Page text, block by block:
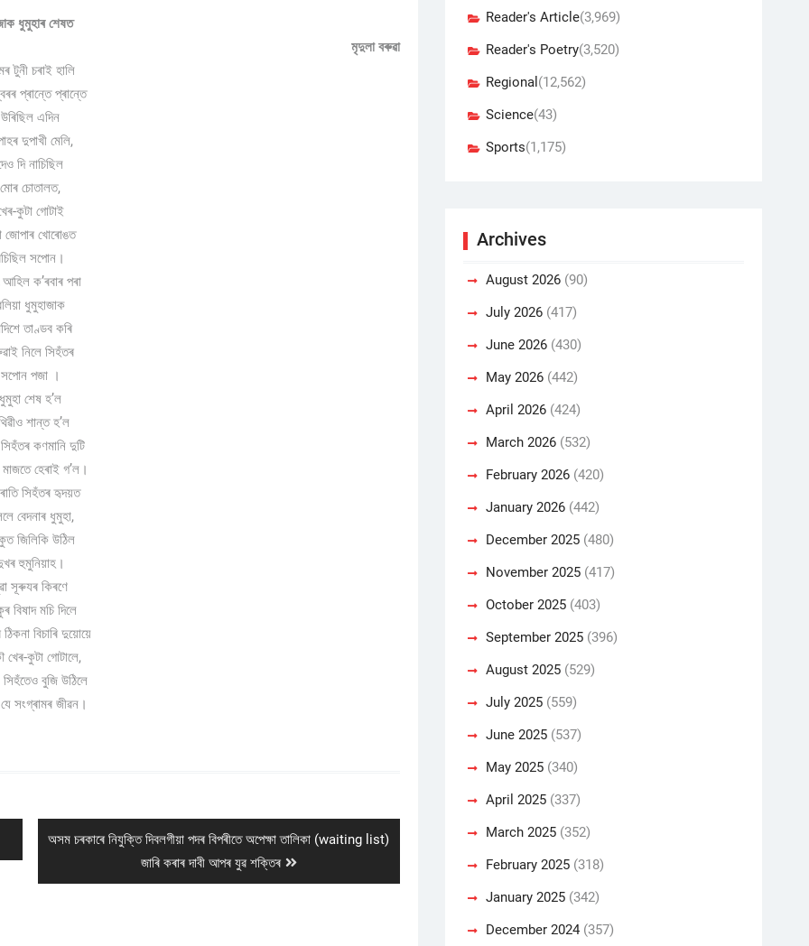
ধুমুহাৰ শেষত
মৃদুলা বৰুৱা
টুনী চৰাই হালি
প্ৰান্তে প্ৰান্তে
উৰিছিল এদিন
দুপাখী মেলি,
দি নাচিছিল
মোৰ চোতালত,
কুটা গোটাই
জোপাৰ খোৰোঙত
সপোন।
আহিল কʼৰবাৰ পৰা
ধুমুহাজাক
তাণ্ডব কৰি
নিলে সিহঁতৰ
সপোন পজা ।
ধুমুহা শেষ হ’ল
শান্ত হ’ল
কণমানি দুটি
মাজতে হেৰাই গ’ল।
সিহঁতৰ হৃদয়ত
বেদনাৰ ধুমুহা,
জিলিকি উঠিল
হুমুনিয়াহ।
সূৰুযৰ কিৰণে
বিষাদ মচি দিলে
বিচাৰি দুয়োয়ে
কুটা গোটালে,
বুজি উঠিলে
সংগ্ৰামৰ জীৱন।
Next
অসম চৰকাৰে নিযুক্তি দিবলগীয়া পদৰ বিপৰীতে অপেক্ষা তালিকা (waiting list)
জাৰি কৰাৰ দাবী আপৰ যুৱ শক্তিৰ
Reader's Article(3,969)
Reader's Poetry(3,520)
Regional (12,562)
Science(43)
Sports(1,175)
Archives
August 2026 (90)
July 2026 (417)
June 2026 (430)
May 2026 (442)
April 2026 (424)
March 2026 (532)
February 2026 (420)
January 2026 (442)
December 2025 (480)
November 2025 (417)
October 2025 (403)
September 2025 (396)
August 2025 (529)
July 2025 (559)
June 2025 (537)
May 2025 (340)
April 2025 (337)
March 2025 (352)
February 2025 (318)
January 2025 (342)
December 2024 (357)